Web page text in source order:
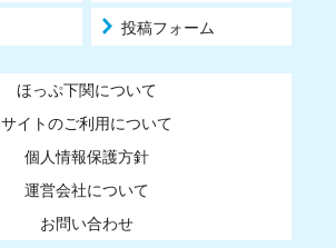
投稿フォーム
ほっぷ下関について
サイトのご利用について
個人情報保護方針
運営会社について
お問い合わせ